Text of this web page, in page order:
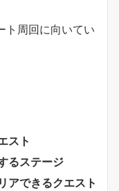
ト周回に向いてい
スト
るステージ
アできるクエスト